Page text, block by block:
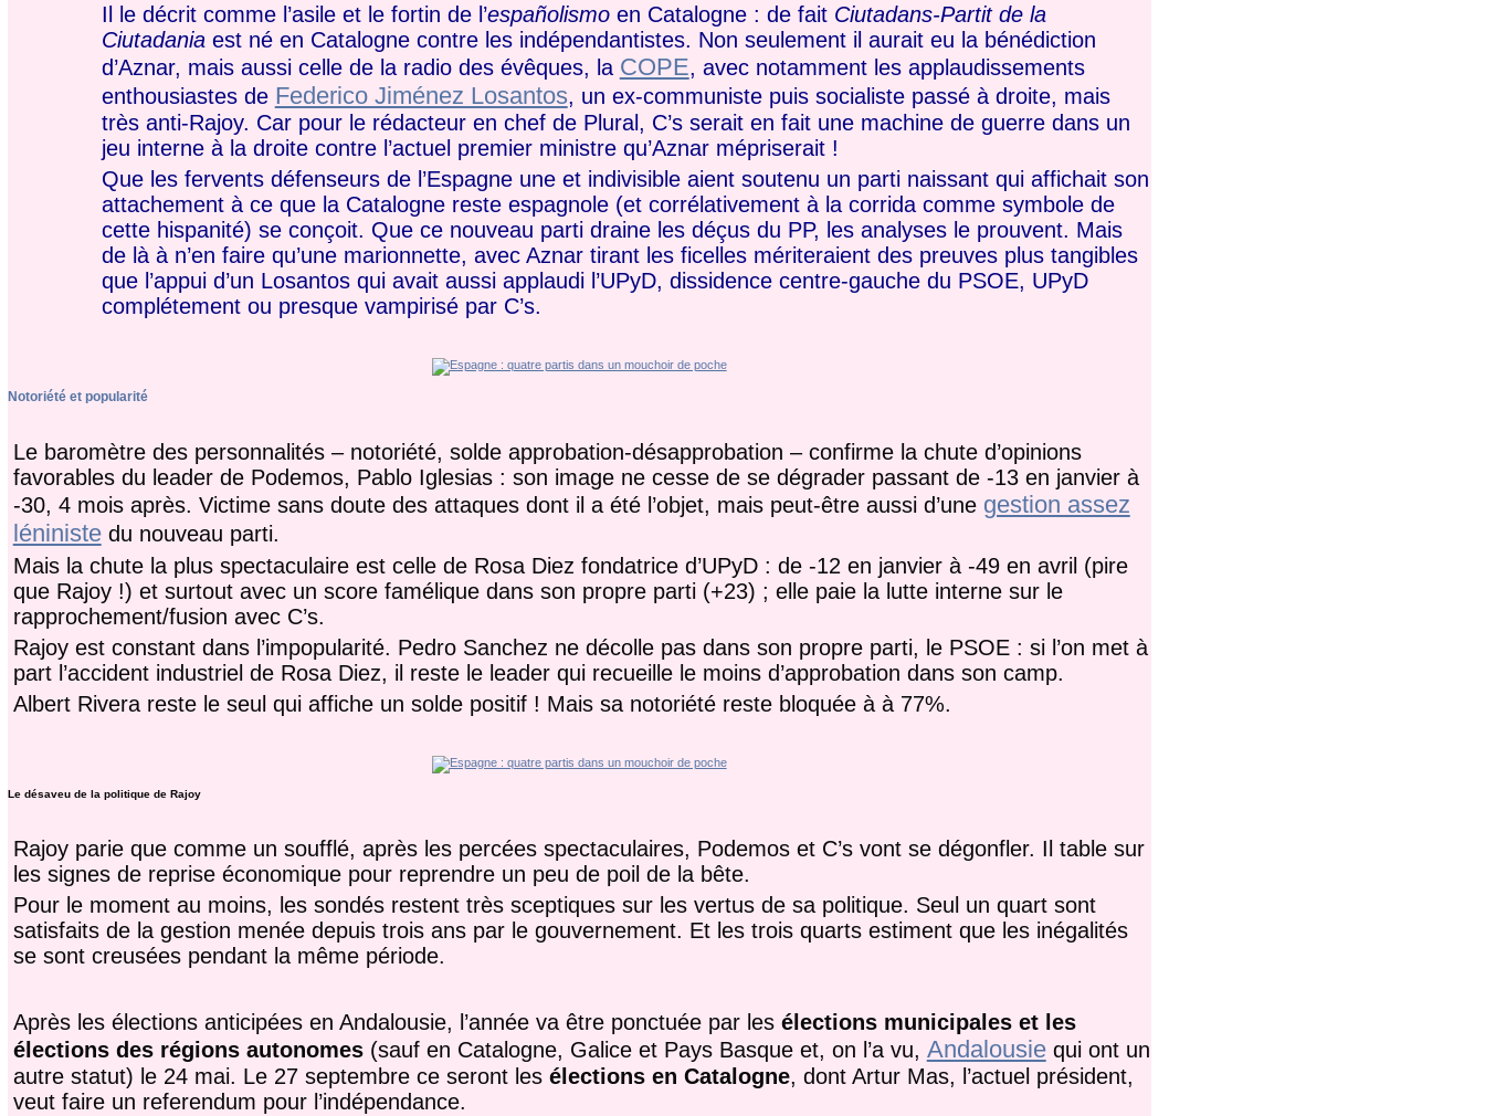
Il le décrit comme l’asile et le fortin de l’españolismoen Catalogne : de fait Ciutadans-Partit de la
Ciutadaniaest né en Catalogne contre les indépendantistes. Non seulement il aurait eu la bénédiction
d’Aznar, mais aussi celle de la radio des évêques, la COPE, avec notamment les applaudissements
enthousiastes de Federico Jiménez Losantos, un ex-communiste puis socialiste passé à droite, mais
très anti-Rajoy. Car pour le rédacteur en chef de Plural, C’s serait en fait une machine de guerre dans un
jeu interne à la droite contre l’actuel premier ministre qu’Aznar mépriserait !
Que les fervents défenseurs de l’Espagne une et indivisible aient soutenu un parti naissant qui affichait son
attachement à ce que la Catalogne reste espagnole (et corrélativement à la corrida comme symbole de
cette hispanité) se conçoit. Que ce nouveau parti draine les déçus du PP, les analyses le prouvent. Mais
de là à n’en faire qu’une marionnette, avec Aznar tirant les ficelles mériteraient des preuves plus tangibles
que l’appui d’un Losantos qui avait aussi applaudi l’UPyD, dissidence centre-gauche du PSOE, UPyD
complétement ou presque vampirisé par C’s.
Notoriété et popularité
Le baromètre des personnalités – notoriété, solde approbation-désapprobation – confirme la chute d’opinions
favorables du leader de Podemos, Pablo Iglesias : son image ne cesse de se dégrader passant de -13 en janvier à
-30, 4 mois après. Victime sans doute des attaques dont il a été l’objet, mais peut-être aussi d’une gestion assez
léninistedu nouveau parti.
Mais la chute la plus spectaculaire est celle de Rosa Diez fondatrice d’UPyD : de -12 en janvier à -49 en avril (pire
que Rajoy !) et surtout avec un score famélique dans son propre parti (+23) ; elle paie la lutte interne sur le
rapprochement/fusion avec C’s.
Rajoy est constant dans l’impopularité. Pedro Sanchez ne décolle pas dans son propre parti, le PSOE : si l’on met à
part l’accident industriel de Rosa Diez, il reste le leader qui recueille le moins d’approbation dans son camp.
Albert Rivera reste le seul qui affiche un solde positif ! Mais sa notoriété reste bloquée à à 77%.
Le désaveu de la politique de Rajoy
Rajoy parie que comme un soufflé, après les percées spectaculaires, Podemos et C’s vont se dégonfler. Il table sur
les signes de reprise économique pour reprendre un peu de poil de la bête.
Pour le moment au moins, les sondés restent très sceptiques sur les vertus de sa politique. Seul un quart sont
satisfaits de la gestion menée depuis trois ans par le gouvernement. Et les trois quarts estiment que les inégalités
se sont creusées pendant la même période.
Après les élections anticipées en Andalousie, l’année va être ponctuée par les élections municipales et les
élections des régions autonomes(sauf en Catalogne, Galice et Pays Basque et, on l’a vu, Andalousiequi ont un
autre statut) le 24 mai. Le 27 septembre ce seront les élections en Catalogne, dont Artur Mas, l’actuel président,
veut faire un referendum pour l’indépendance.